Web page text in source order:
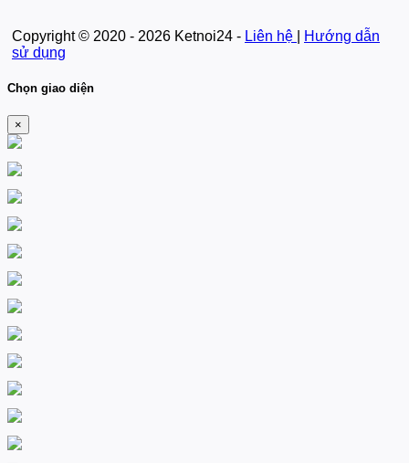
Copyright © 2020 - 2026 Ketnoi24 - Liên hệ
Hướng dẫn
sử dụng
Chọn giao diện
×